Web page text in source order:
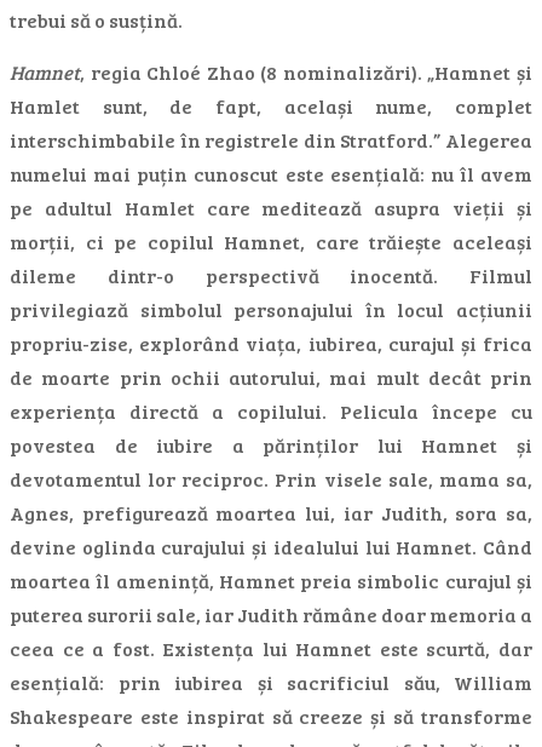
trebui să o susțină.
Hamnet, regia Chloé Zhao (8 nominalizări). „Hamnet și
Hamlet sunt, de fapt, același nume, complet
interschimbabile în registrele din Stratford.” Alegerea
numelui mai puțin cunoscut este esențială: nu îl avem
pe adultul Hamlet care meditează asupra vieții și
morții, ci pe copilul Hamnet, care trăiește aceleași
dileme dintr-o perspectivă inocentă. Filmul
privilegiază simbolul personajului în locul acțiunii
propriu-zise, explorând viața, iubirea, curajul și frica
de moarte prin ochii autorului, mai mult decât prin
experiența directă a copilului. Pelicula începe cu
povestea de iubire a părinților lui Hamnet și
devotamentul lor reciproc. Prin visele sale, mama sa,
Agnes, prefigurează moartea lui, iar Judith, sora sa,
devine oglinda curajului și idealului lui Hamnet. Când
moartea îl amenință, Hamnet preia simbolic curajul și
puterea surorii sale, iar Judith rămâne doar memoria a
ceea ce a fost. Existența lui Hamnet este scurtă, dar
esențială: prin iubirea și sacrificiul său, William
Shakespeare este inspirat să creeze și să transforme